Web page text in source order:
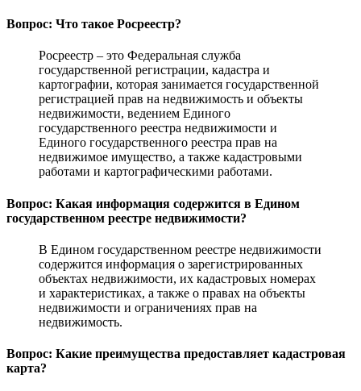
Вопрос: Что такое Росреестр?
Росреестр – это Федеральная служба
государственной регистрации, кадастра и
картографии, которая занимается государственной
регистрацией прав на недвижимость и объекты
недвижимости, ведением Единого
государственного реестра недвижимости и
Единого государственного реестра прав на
недвижимое имущество, а также кадастровыми
работами и картографическими работами.
Вопрос: Какая информация содержится в Едином
государственном реестре недвижимости?
В Едином государственном реестре недвижимости
содержится информация о зарегистрированных
объектах недвижимости, их кадастровых номерах
и характеристиках, а также о правах на объекты
недвижимости и ограничениях прав на
недвижимость.
Вопрос: Какие преимущества предоставляет кадастровая
карта?